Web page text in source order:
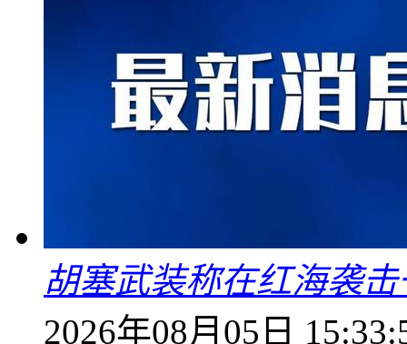
胡塞武装称在红海袭
2026年08月05日